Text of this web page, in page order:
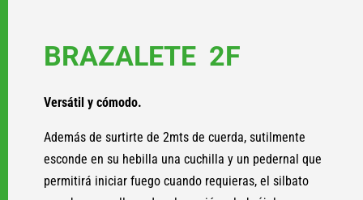
BRAZALETE 2F
Versátil y cómodo.
Además de surtirte de 2mts de cuerda, sutilmente
esconde en su hebilla una cuchilla y un pedernal que
permitirá iniciar fuego cuando requieras, el silbato